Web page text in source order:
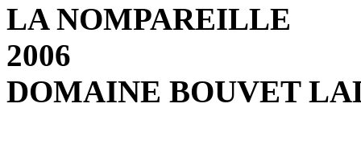
LA NOMPAREILLE
2006
DOMAINE BOUVET